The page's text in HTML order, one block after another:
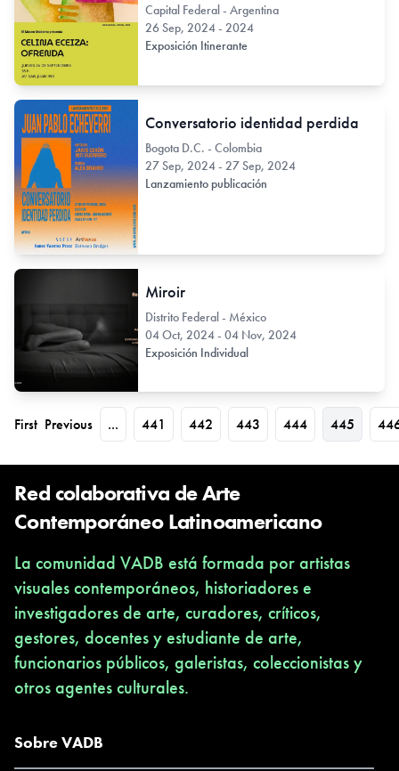
Capital Federal - Argentina
26 Sep, 2024 - 2024
Exposición Itinerante
Conversatorio identidad perdida
Bogota D.C. - Colombia
27 Sep, 2024 - 27 Sep, 2024
Lanzamiento publicación
Miroir
Distrito Federal - México
04 Oct, 2024 - 04 Nov, 2024
Exposición Individual
First Previous ... 441 442 443 444 445
Red colaborativa de Arte
Contemporáneo Latinoamericano
La comunidad VADB está formada por artistas
visuales contemporáneos, historiadores e
investigadores de arte, curadores, críticos,
gestores, docentes y estudiante de arte,
funcionarios públicos, galeristas, coleccionistas y
otros agentes culturales.
Sobre VADB